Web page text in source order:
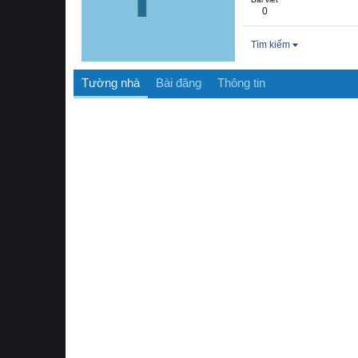
0
Tìm kiếm
Tường nhà Bài đăng Thông tin